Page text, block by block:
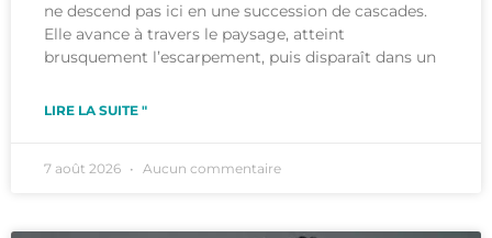
ne descend pas ici en une succession de cascades.
Elle avance à travers le paysage, atteint
brusquement l’escarpement, puis disparaît dans un
LIRE LA SUITE "
7 août 2026 Aucun commentaire